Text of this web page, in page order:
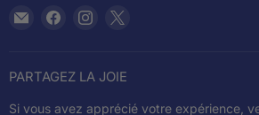
Email
Trouvez-
Facebook
Trouvez-
Instagram
PARTAGEZ LA JOIE
Si vous avez apprécié votre expérience,